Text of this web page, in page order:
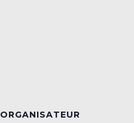
ORGANISATEUR